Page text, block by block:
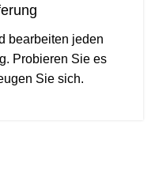
bearbeiten jeden
Probieren Sie es
Sie sich.